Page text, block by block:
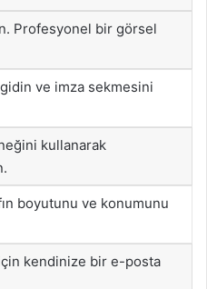
Profesyonel bir görsel
gidin ve imza sekmesini
kullanarak
boyutunu ve konumunu
kendinize bir e-posta